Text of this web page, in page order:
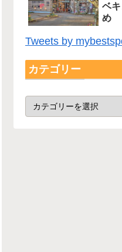
ベ
め
Tweets by
カテゴリー